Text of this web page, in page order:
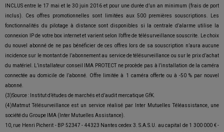
INCLUS entre le 17 mai et le 30 juin 2016 et pour une durée d’un an minimum (frais de port
inclus). Ces offres promotionnelles sont limitées aux 500 premières souscriptions. Les
fonctionnalités du pilotage à distance sont disponibles si la centrale d’alarme utilise la
connexion IP de votre box internet et varient selon l’offre de télésurveillance souscrite. Le choix
du nouvel abonné de ne pas bénéficier de ces offres lors de sa souscription n’aura aucune
incidence sur le montant de l’abonnement au service de télésurveillance ou sur le prix d’achat
du matériel. L’installateur conseil IMA PROTECT ne procède pas à l’installation de la caméra
connectée au domicile de l’abonné. Offre limitée à 1 caméra offerte ou à -50 % par nouvel
abonné.
(3)Source : Institut d’études de marchés et d’audit mercatique GfK.
(4)Matmut Télésurveillance est un service réalisé par Inter Mutuelles Téléassistance, une
société du Groupe IMA (Inter Mutuelles Assistance).
10, rue Henri Picherit - BP 52347 - 44323 Nantes cedex 3. S.A.S.U. au capital de 1 300 000 € -